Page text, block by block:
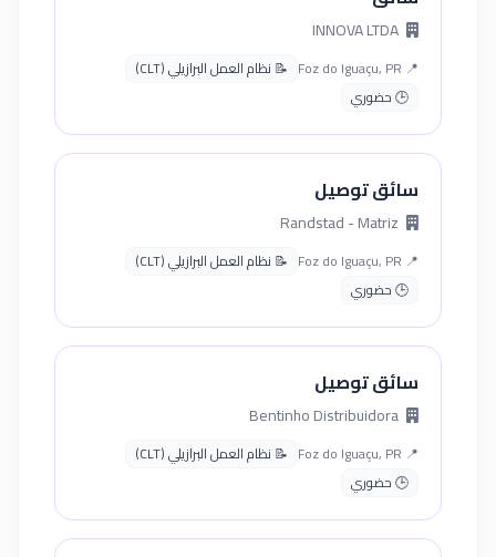
📍 Foz do Iguaçu, PR
📝 نظام العمل البرازيلي (CLT)
🕒 حضوري
سائق توصيل
📍 Foz do Iguaçu, PR
📝 نظام العمل البرازيلي (CLT)
🕒 حضوري
سائق توصيل
📍 Foz do Iguaçu, PR
📝 نظام العمل البرازيلي (CLT)
🕒 حضوري